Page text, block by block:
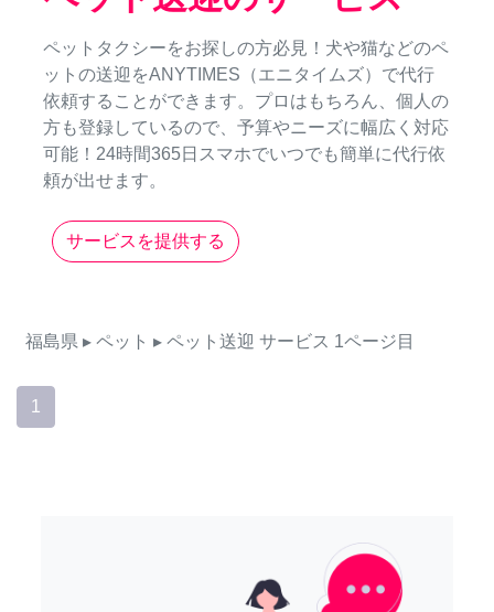
ペットタクシーをお探しの方必見！犬や猫などのペ
ットの送迎をANYTIMES（エニタイムズ）で代行
依頼することができます。プロはもちろん、個人の
方も登録しているので、予算やニーズに幅広く対応
可能！24時間365日スマホでいつでも簡単に代行依
頼が出せます。
サービスを提供する
福島県 ▸ ペット ▸ ペット送迎 サービス 1ページ目
1